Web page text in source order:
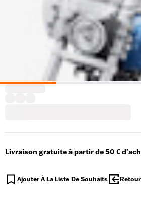
Livraison gratuite à partir de 50 €
Ajouter À La Liste De Souhaits